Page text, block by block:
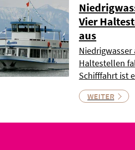
Vier
aus
Niedrigwasser
Haltestellen
Schifffahrt ist
WEITER